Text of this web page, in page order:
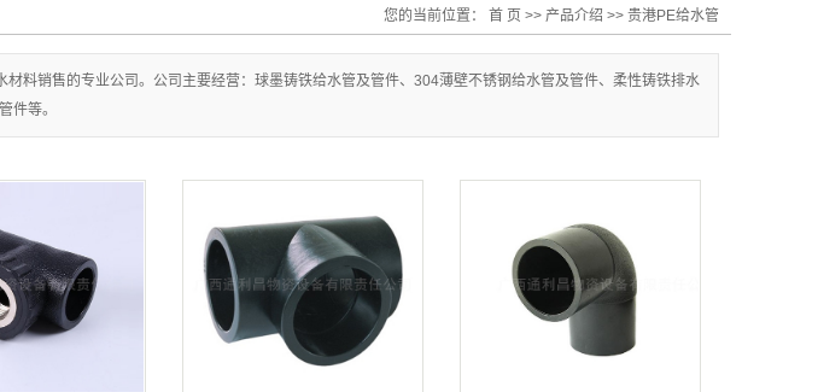
您的当前位置： 首 页 >> 产品介绍 >> 贵港PE给水管
料销售的专业公司。公司主要经营：球墨铸铁给水管及管件、304薄壁不锈钢给水管及管件、柔性铸铁排水
件等。